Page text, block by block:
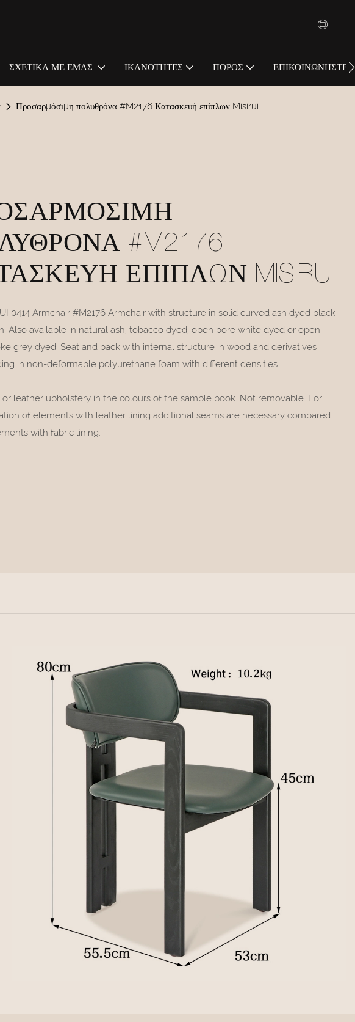
ΣΧΕΤΙΚΆ ΜΕ ΕΜΆΣ. ΙΚΑΝΌΤΗΤΕΣ ΠΌΡΟΣ ΕΠΙΚΟΙΝΩΝΉΣΤΕ
Προσαρμόσιμη πολυθρόνα #M2176 Κατασκευή επίπλων Misirui
#M2176
ΕΠΊΠΛΩΝ MISIRUI
0414 Armchair #M2176 Armchair with structure in solid curved ash dyed black
Also available in natural ash, tobacco dyed, open pore white dyed or open
grey dyed. Seat and back with internal structure in wood and derivatives
in non-deformable polyurethane foam with different densities.
or leather upholstery in the colours of the sample book. Not removable. For
of elements with leather lining additional seams are necessary compared
with fabric lining.